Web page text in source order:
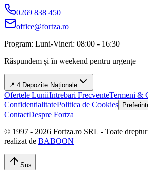
0269 838 450
office@fortza.ro
Program: Luni-Vineri: 08:00 - 16:30
Răspundem și în weekend pentru urgențe
📍 4 Depozite Naționale
Ofertele LuniiIntrebari FrecventeTermeni &
ConfidentialitatePolitica de Cookies
ContactDespre Fortza
© 1997 - 2026 Fortza.ro SRL - Toate
realizat de BABOON
Sus